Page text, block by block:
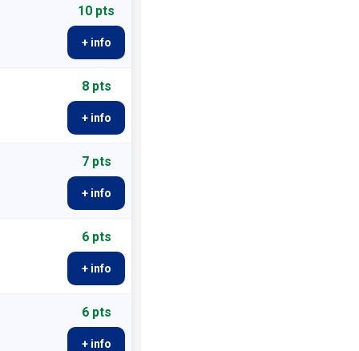
10 pts
+ info
8 pts
+ info
7 pts
+ info
6 pts
+ info
6 pts
+ info